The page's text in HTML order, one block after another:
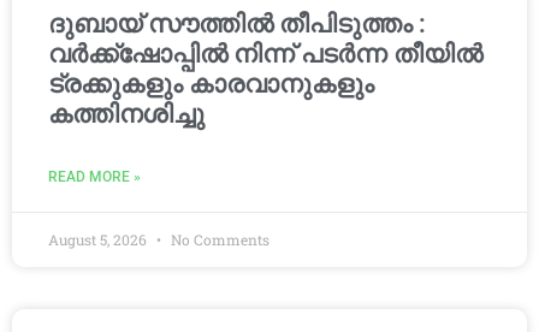
ദുബായ് സൗത്തിൽ തീപിടുത്തം :
വർക്ക്‌ഷോപ്പിൽ നിന്ന് പടർന്ന തീയിൽ
ട്രക്കുകളും കാരവാനുകളും
കത്തിനശിച്ചു
READ MORE »
August 5, 2026 No Comments